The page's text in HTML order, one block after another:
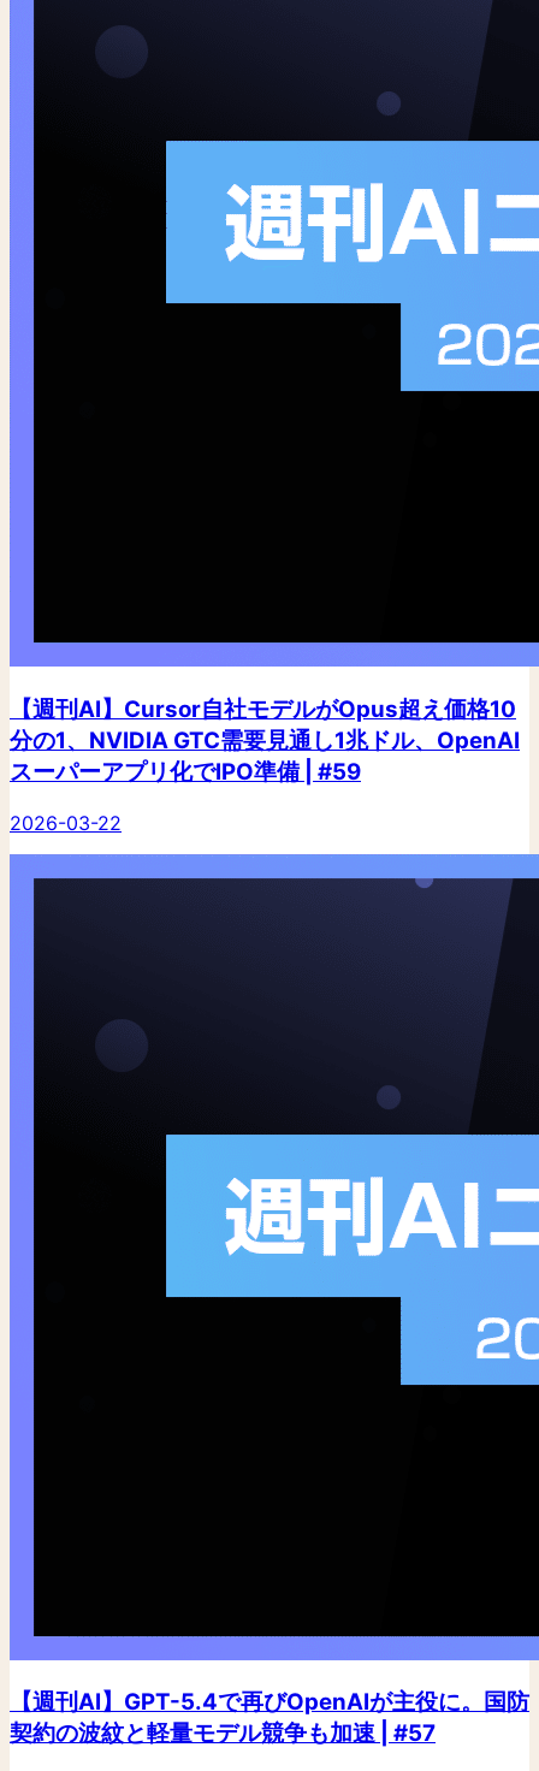
【週刊AI】Cursor自社モデルがOpus超え価格10
分の1、NVIDIA GTC需要見通し1兆ドル、OpenAI
スーパーアプリ化でIPO準備 | #59
2026-03-22
【週刊AI】GPT-5.4で再びOpenAIが主役に。国防
契約の波紋と軽量モデル競争も加速 | #57